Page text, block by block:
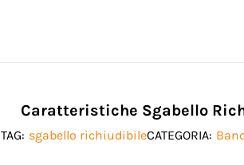
Caratteristiche Sgabello
TAG: sgabello richiudibileCATEGORIA: